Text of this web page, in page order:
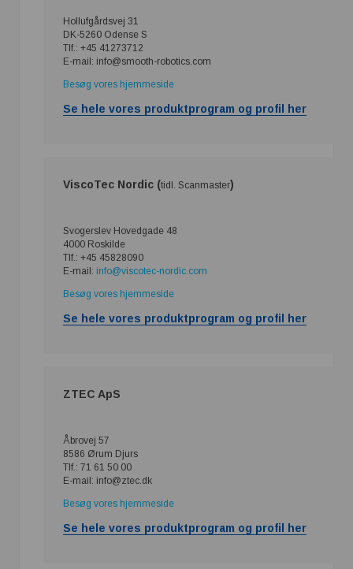
Hollufgårdsvej 31
DK-5260 Odense S
Tlf.: +45 41273712
E-mail: info@smooth-robotics.com
Besøg vores hjemmeside
Se hele vores produktprogram og profil her
ViscoTec Nordic (tidl. Scanmaster)
Svogerslev Hovedgade 48
4000 Roskilde
Tlf.: +45 45828090
E-mail: info@viscotec-nordic.com
Besøg vores hjemmeside
Se hele vores produktprogram og profil her
ZTEC ApS
Åbrovej 57
8586 Ørum Djurs
Tlf.: 71 61 50 00
E-mail: info@ztec.dk
Besøg vores hjemmeside
Se hele vores produktprogram og profil her